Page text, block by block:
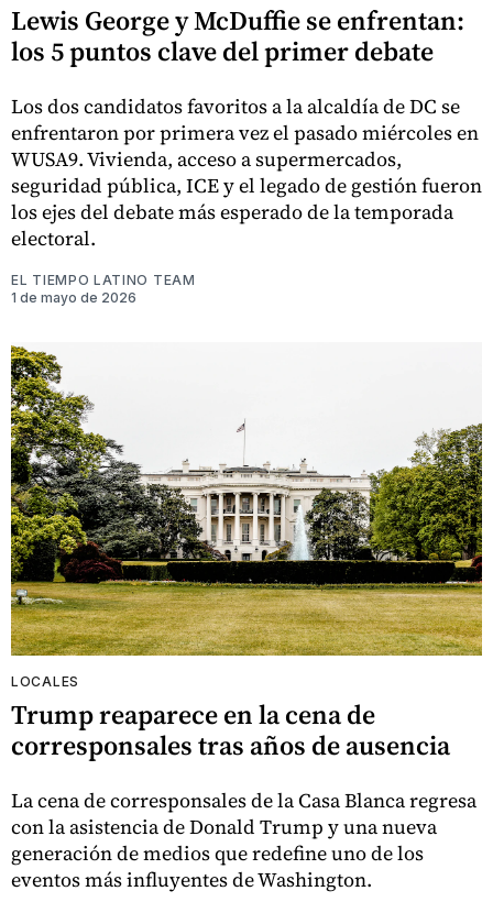
Lewis George y McDuffie se enfrentan:
los 5 puntos clave del primer debate
Los dos candidatos favoritos a la alcaldía de DC se
enfrentaron por primera vez el pasado miércoles en
WUSA9. Vivienda, acceso a supermercados,
seguridad pública, ICE y el legado de gestión fueron
los ejes del debate más esperado de la temporada
electoral.
EL TIEMPO LATINO TEAM
1 de mayo de 2026
LOCALES
Trump reaparece en la cena de
corresponsales tras años de ausencia
La cena de corresponsales de la Casa Blanca regresa
con la asistencia de Donald Trump y una nueva
generación de medios que redefine uno de los
eventos más influyentes de Washington.